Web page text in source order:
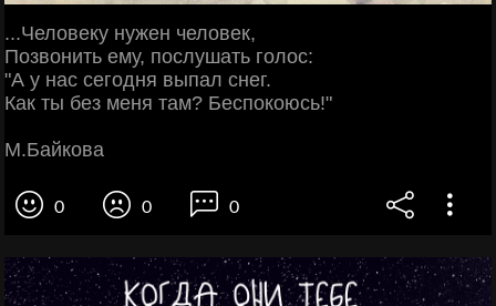
...Человеку нужен человек,
Позвонить ему, послушать голос:
"А у нас сегодня выпал снег.
Как ты без меня там? Беспокоюсь!"
М.Байкова
0 0 0